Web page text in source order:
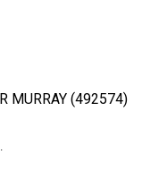
MURRAY (492574)